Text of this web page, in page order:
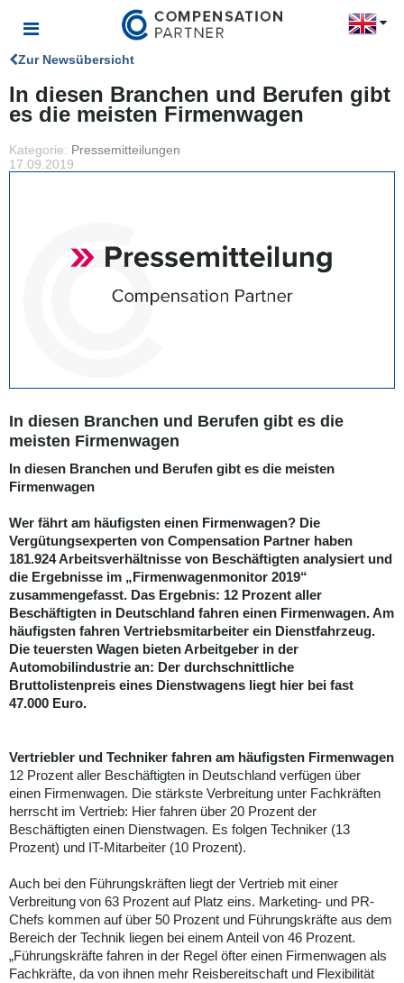
Zur Newsübersicht
In diesen Branchen und Berufen gibt
es die meisten Firmenwagen
Kategorie: Pressemitteilungen
17.09.2019
In diesen Branchen und Berufen gibt es die
meisten Firmenwagen
In diesen Branchen und Berufen gibt es die meisten
Firmenwagen
Wer fährt am häufigsten einen Firmenwagen? Die
Vergütungsexperten von Compensation Partner haben
181.924 Arbeitsverhältnisse von Beschäftigten analysiert und
die Ergebnisse im „Firmenwagenmonitor 2019“
zusammengefasst. Das Ergebnis: 12 Prozent aller
Beschäftigten in Deutschland fahren einen Firmenwagen. Am
häufigsten fahren Vertriebsmitarbeiter ein Dienstfahrzeug.
Die teuersten Wagen bieten Arbeitgeber in der
Automobilindustrie an: Der durchschnittliche
Bruttolistenpreis eines Dienstwagens liegt hier bei fast
47.000 Euro.
Vertriebler und Techniker fahren am häufigsten Firmenwagen
12 Prozent aller Beschäftigten in Deutschland verfügen über
einen Firmenwagen. Die stärkste Verbreitung unter Fachkräften
herrscht im Vertrieb: Hier fahren über 20 Prozent der
Beschäftigten einen Dienstwagen. Es folgen Techniker (13
Prozent) und IT-Mitarbeiter (10 Prozent).
Auch bei den Führungskräften liegt der Vertrieb mit einer
Verbreitung von 63 Prozent auf Platz eins. Marketing- und PR-
Chefs kommen auf über 50 Prozent und Führungskräfte aus dem
Bereich der Technik liegen bei einem Anteil von 46 Prozent.
„Führungskräfte fahren in der Regel öfter einen Firmenwagen als
Fachkräfte, da von ihnen mehr Reisbereitschaft und Flexibilität